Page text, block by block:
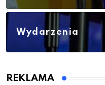
Wydarzenia
REKLAMA